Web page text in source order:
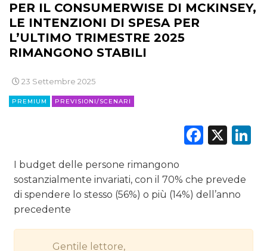
CINEMA
EDITORIA
TV
PER IL CONSUMERWISE DI MCKINSEY,
LE INTENZIONI DI SPESA PER
L’ULTIMO TRIMESTRE 2025
RIMANGONO STABILI
23 Settembre 2025
PREMIUM PREVISIONI/SCENARI
X
I budget delle persone rimangono
sostanzialmente invariati, con il 70% che prevede
di spendere lo stesso (56%) o più (14%) dell’anno
precedente
Gentile lettore,